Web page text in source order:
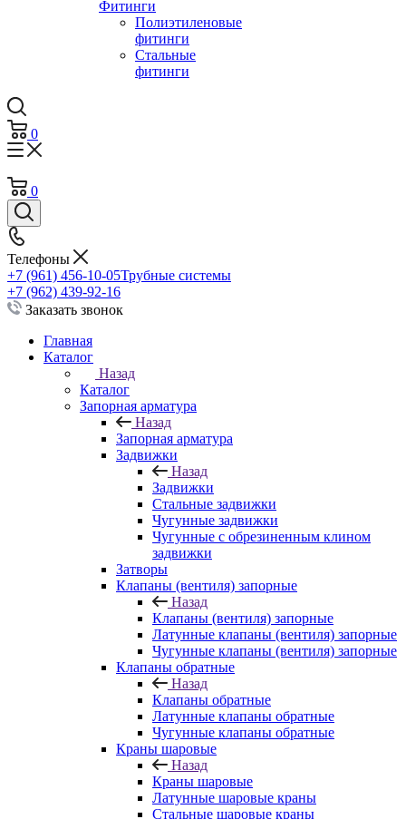
Фитинги
Полиэтиленовые
фитинги
Стальные
фитинги
0
0
Телефоны
+7 (961) 456-10-05Трубные системы
+7 (962) 439-92-16
Заказать звонок
Главная
Каталог
Назад
Каталог
Запорная арматура
Назад
Запорная арматура
Задвижки
Назад
Задвижки
Стальные задвижки
Чугунные задвижки
Чугунные с обрезиненным клином
задвижки
Затворы
Клапаны (вентиля) запорные
Назад
Клапаны (вентиля) запорные
Латунные клапаны (вентиля) запорные
Чугунные клапаны (вентиля) запорные
Клапаны обратные
Назад
Клапаны обратные
Латунные клапаны обратные
Чугунные клапаны обратные
Краны шаровые
Назад
Краны шаровые
Латунные шаровые краны
Стальные шаровые краны